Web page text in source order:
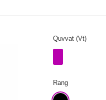
Quvvat (Vt)
Rang